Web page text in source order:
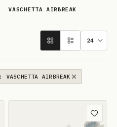
VASCHETTA AIRBREAK
AIRBREAK
ai preferiti